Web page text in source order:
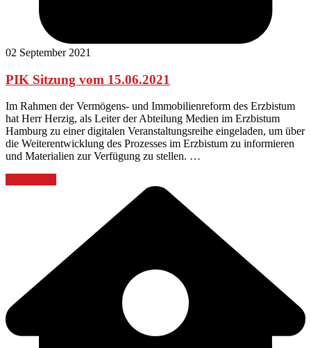
02 September 2021
PIK Sitzung vom 15.06.2021
Im Rahmen der Vermögens- und Immobilienreform des Erzbistum
hat Herr Herzig, als Leiter der Abteilung Medien im Erzbistum
Hamburg zu einer digitalen Veranstaltungsreihe eingeladen, um über
die Weiterentwicklung des Prozesses im Erzbistum zu informieren
und Materialien zur Verfügung zu stellen. …